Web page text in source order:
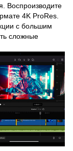
Воспроизводите
4K ProRes.
с большим
сложные